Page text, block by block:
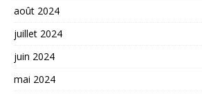
août 2024
juillet 2024
juin 2024
mai 2024